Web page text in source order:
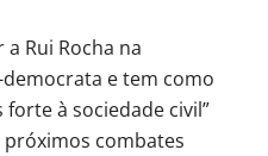
Rui Rocha na
e tem como
à sociedade civil”
combates